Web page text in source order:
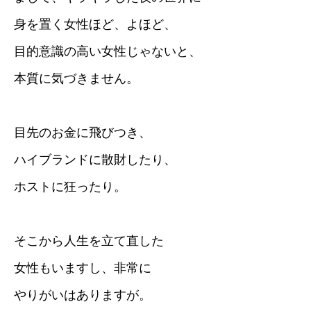
身を置く女性ほど、よほど、
目的意識の高い女性じゃないと、
本質に気づきません。
目先のお金に飛びつき、
ハイブランドに散財したり、
ホストに狂ったり。
そこから人生を立て直した
女性もいますし、非常に
やりがいはありますが。